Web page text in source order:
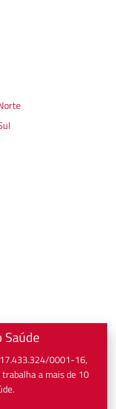
Saúde
0001-16,
a mais de 10